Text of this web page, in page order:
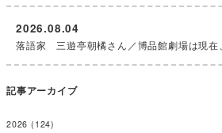
落語家 三遊亭朝橘さん／博品館劇場は現在
2026.08.04
記事アーカイブ
2026 (124)